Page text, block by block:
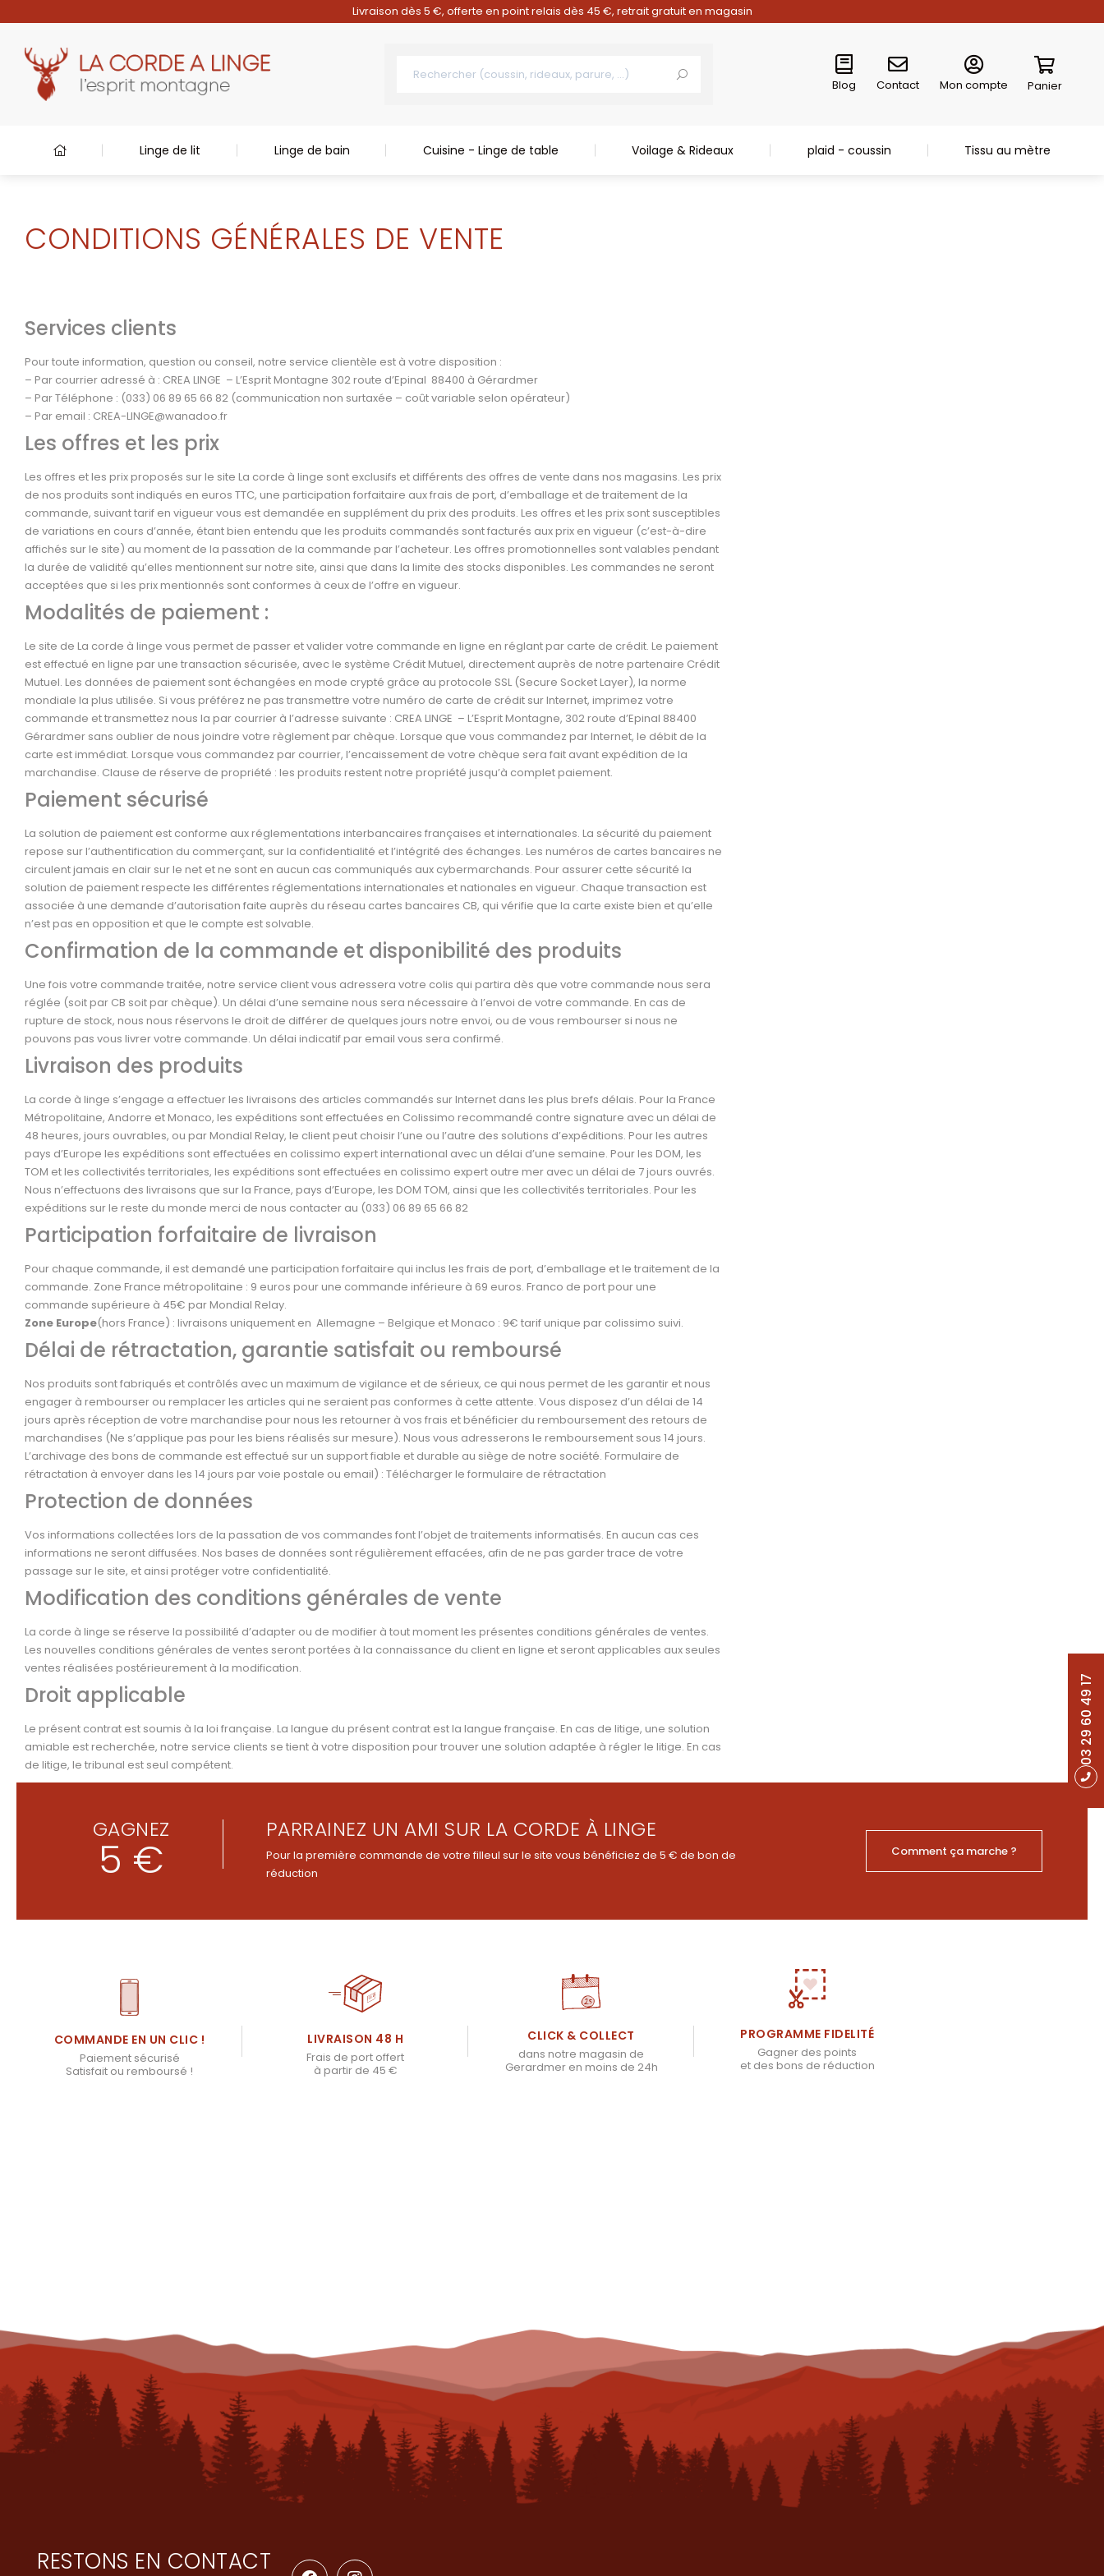
Livraison dès 5 €, offerte en point relais dès 45 €, retrait gratuit en magasin
Blog Contact Mon compte Panier
Linge de lit Linge de bain Cuisine - Linge de table Voilage & Rideaux plaid - coussin Tissu au mètre
03 29 60 49 17
CONDITIONS GÉNÉRALES DE VENTE
Services clients
Pour toute information, question ou conseil, notre service clientèle est à votre disposition :
– Par courrier adressé à : CREA LINGE – L’Esprit Montagne 302 route d’Epinal 88400 à Gérardmer
– Par Téléphone : (033) 06 89 65 66 82 (communication non surtaxée – coût variable selon opérateur)
– Par email : CREA-LINGE@wanadoo.fr
Les offres et les prix
Les offres et les prix proposés sur le site La corde à linge sont exclusifs et différents des offres de vente dans nos magasins. Les prix
de nos produits sont indiqués en euros TTC, une participation forfaitaire aux frais de port, d’emballage et de traitement de la
commande, suivant tarif en vigueur vous est demandée en supplément du prix des produits. Les offres et les prix sont susceptibles
de variations en cours d’année, étant bien entendu que les produits commandés sont facturés aux prix en vigueur (c’est-à-dire
affichés sur le site) au moment de la passation de la commande par l’acheteur. Les offres promotionnelles sont valables pendant
la durée de validité qu’elles mentionnent sur notre site, ainsi que dans la limite des stocks disponibles. Les commandes ne seront
acceptées que si les prix mentionnés sont conformes à ceux de l’offre en vigueur.
Modalités de paiement :
Le site de La corde à linge vous permet de passer et valider votre commande en ligne en réglant par carte de crédit. Le paiement
est effectué en ligne par une transaction sécurisée, avec le système Crédit Mutuel, directement auprès de notre partenaire Crédit
Mutuel. Les données de paiement sont échangées en mode crypté grâce au protocole SSL (Secure Socket Layer), la norme
mondiale la plus utilisée. Si vous préférez ne pas transmettre votre numéro de carte de crédit sur Internet, imprimez votre
commande et transmettez nous la par courrier à l’adresse suivante : CREA LINGE – L’Esprit Montagne, 302 route d’Epinal 88400
Gérardmer sans oublier de nous joindre votre règlement par chèque. Lorsque que vous commandez par Internet, le débit de la
carte est immédiat. Lorsque vous commandez par courrier, l’encaissement de votre chèque sera fait avant expédition de la
marchandise. Clause de réserve de propriété : les produits restent notre propriété jusqu’à complet paiement.
Paiement sécurisé
La solution de paiement est conforme aux réglementations interbancaires françaises et internationales. La sécurité du paiement
repose sur l’authentification du commerçant, sur la confidentialité et l’intégrité des échanges. Les numéros de cartes bancaires ne
circulent jamais en clair sur le net et ne sont en aucun cas communiqués aux cybermarchands. Pour assurer cette sécurité la
solution de paiement respecte les différentes réglementations internationales et nationales en vigueur. Chaque transaction est
associée à une demande d’autorisation faite auprès du réseau cartes bancaires CB, qui vérifie que la carte existe bien et qu’elle
n’est pas en opposition et que le compte est solvable.
Confirmation de la commande et disponibilité des produits
Une fois votre commande traitée, notre service client vous adressera votre colis qui partira dès que votre commande nous sera
réglée (soit par CB soit par chèque). Un délai d’une semaine nous sera nécessaire à l’envoi de votre commande. En cas de
rupture de stock, nous nous réservons le droit de différer de quelques jours notre envoi, ou de vous rembourser si nous ne
pouvons pas vous livrer votre commande. Un délai indicatif par email vous sera confirmé.
Livraison des produits
La corde à linge s’engage a effectuer les livraisons des articles commandés sur Internet dans les plus brefs délais. Pour la France
Métropolitaine, Andorre et Monaco, les expéditions sont effectuées en Colissimo recommandé contre signature avec un délai de
48 heures, jours ouvrables, ou par Mondial Relay, le client peut choisir l’une ou l’autre des solutions d’expéditions. Pour les autres
pays d’Europe les expéditions sont effectuées en colissimo expert international avec un délai d’une semaine. Pour les DOM, les
TOM et les collectivités territoriales, les expéditions sont effectuées en colissimo expert outre mer avec un délai de 7 jours ouvrés.
Nous n’effectuons des livraisons que sur la France, pays d’Europe, les DOM TOM, ainsi que les collectivités territoriales. Pour les
expéditions sur le reste du monde merci de nous contacter au (033) 06 89 65 66 82
Participation forfaitaire de livraison
Pour chaque commande, il est demandé une participation forfaitaire qui inclus les frais de port, d’emballage et le traitement de la
commande. Zone France métropolitaine : 9 euros pour une commande inférieure à 69 euros. Franco de port pour une
commande supérieure à 45€ par Mondial Relay.
Zone Europe(hors France) : livraisons uniquement en Allemagne – Belgique et Monaco : 9€ tarif unique par colissimo suivi.
Délai de rétractation, garantie satisfait ou remboursé
Nos produits sont fabriqués et contrôlés avec un maximum de vigilance et de sérieux, ce qui nous permet de les garantir et nous
engager à rembourser ou remplacer les articles qui ne seraient pas conformes à cette attente. Vous disposez d’un délai de 14
jours après réception de votre marchandise pour nous les retourner à vos frais et bénéficier du remboursement des retours de
marchandises (Ne s’applique pas pour les biens réalisés sur mesure). Nous vous adresserons le remboursement sous 14 jours.
L’archivage des bons de commande est effectué sur un support fiable et durable au siège de notre société. Formulaire de
rétractation à envoyer dans les 14 jours par voie postale ou email) : Télécharger le formulaire de rétractation
Protection de données
Vos informations collectées lors de la passation de vos commandes font l’objet de traitements informatisés. En aucun cas ces
informations ne seront diffusées. Nos bases de données sont régulièrement effacées, afin de ne pas garder trace de votre
passage sur le site, et ainsi protéger votre confidentialité.
Modification des conditions générales de vente
La corde à linge se réserve la possibilité d’adapter ou de modifier à tout moment les présentes conditions générales de ventes.
Les nouvelles conditions générales de ventes seront portées à la connaissance du client en ligne et seront applicables aux seules
ventes réalisées postérieurement à la modification.
Droit applicable
Le présent contrat est soumis à la loi française. La langue du présent contrat est la langue française. En cas de litige, une solution
amiable est recherchée, notre service clients se tient à votre disposition pour trouver une solution adaptée à régler le litige. En cas
de litige, le tribunal est seul compétent.
GAGNEZ
5 €
PARRAINEZ UN AMI SUR LA CORDE À LINGE
Pour la première commande de votre filleul sur le site vous bénéficiez de 5 € de bon de
réduction
Comment ça marche ?
COMMANDE EN UN CLIC !
Paiement sécurisé
Satisfait ou remboursé !
LIVRAISON 48 H
Frais de port offert
à partir de 45 €
CLICK & COLLECT
dans notre magasin de
Gerardmer en moins de 24h
PROGRAMME FIDELITÉ
Gagner des points
et des bons de réduction
RESTONS EN CONTACT